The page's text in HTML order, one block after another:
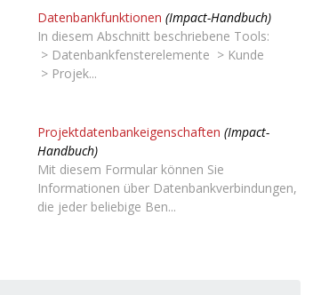
Datenbankfunktionen (Impact-Handbuch)
In diesem Abschnitt beschriebene Tools:
> Datenbankfensterelemente > Kunde
> Projek...
Projektdatenbankeigenschaften (Impact-
Handbuch)
Mit diesem Formular können Sie
Informationen über Datenbankverbindungen,
die jeder beliebige Ben...